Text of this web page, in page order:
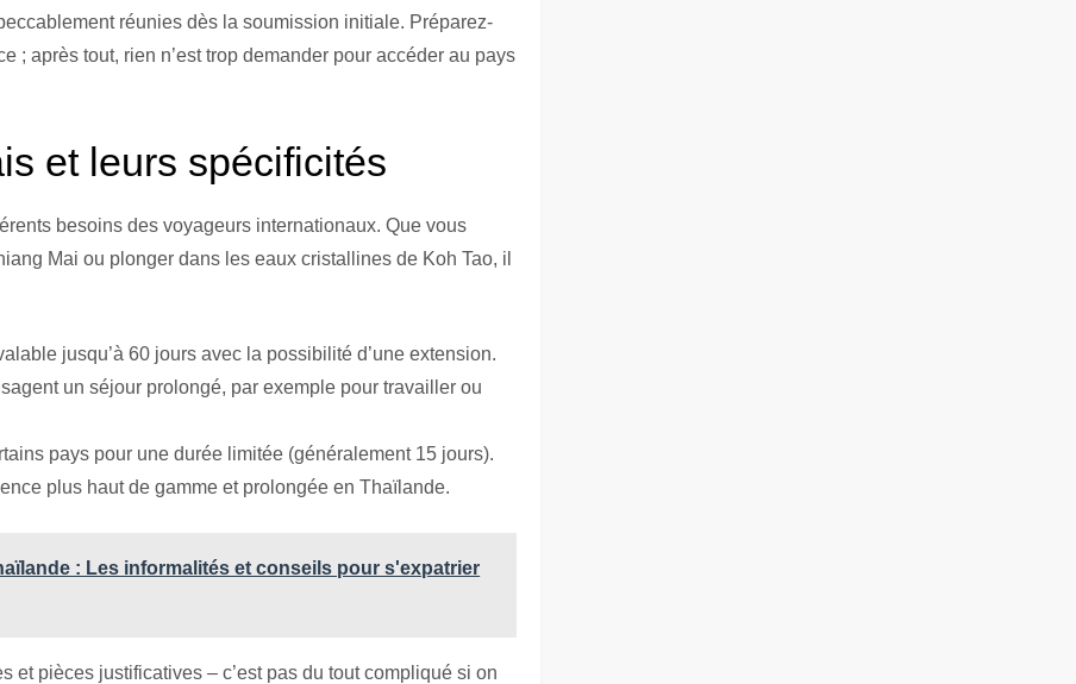
réunies dès la soumission initiale. Préparez-
; après tout, rien n’est trop demander pour accéder au pays
et leurs spécificités
besoins des voyageurs internationaux. Que vous
Mai ou plonger dans les eaux cristallines de Koh Tao, il
jusqu’à 60 jours avec la possibilité d’une extension.
un séjour prolongé, par exemple pour travailler ou
pays pour une durée limitée (généralement 15 jours).
plus haut de gamme et prolongée en Thaïlande.
: Les informalités et conseils pour s'expatrier
et pièces justificatives – c’est pas du tout compliqué si on